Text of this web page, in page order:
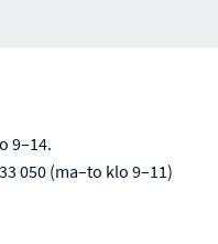
9–14.
050 (ma–to klo 9–11)